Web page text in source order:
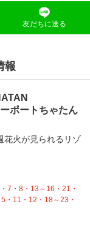
友だちに送る
報
ポートちゃたん
花火が見られるリゾ
7・8・13～16・21・
・11・12・18～23・